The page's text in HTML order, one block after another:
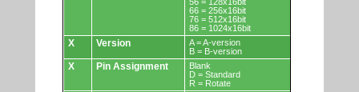
66 = 256x16bit
76 = 512x16bit
86 = 1024x16bit
X Version
A = A-version
B = B-version
X Pin Assignment
Blank
D = Standard
R = Rotate